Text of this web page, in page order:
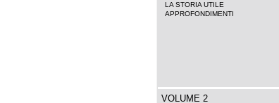
LA STORIA UTILE
APPROFONDIMENTI
VOLUME 2